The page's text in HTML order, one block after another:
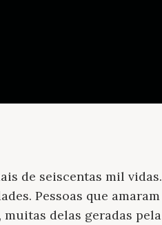
de seiscentas mil vidas.
Pessoas que amaram
delas geradas pela